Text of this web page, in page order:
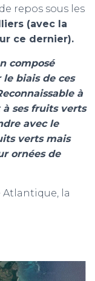
repos sous les
(avec la
ce dernier).
composé
biais de ces
à
ses fruits verts
avec le
verts mais
ornées de
la